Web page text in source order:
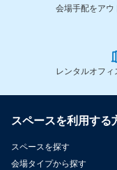
会場手配をアウ
レンタルオフ
スペースを利用する
スペースを探す
会場タイプから探す